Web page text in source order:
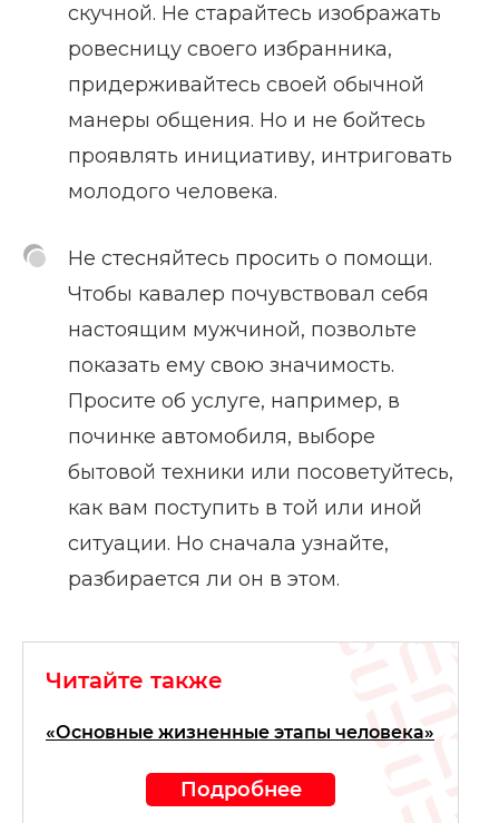
скучной. Не старайтесь изображать
ровесницу своего избранника,
придерживайтесь своей обычной
манеры общения. Но и не бойтесь
проявлять инициативу, интриговать
молодого человека.
Не стесняйтесь просить о помощи.
Чтобы кавалер почувствовал себя
настоящим мужчиной, позвольте
показать ему свою значимость.
Просите об услуге, например, в
починке автомобиля, выборе
бытовой техники или посоветуйтесь,
как вам поступить в той или иной
ситуации. Но сначала узнайте,
разбирается ли он в этом.
Читайте также
«Основные жизненные этапы человека»
Подробнее